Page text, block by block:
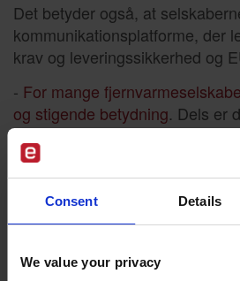
Consent Details
We value your privacy
Det betyder også, at
kommunikationsplatforme, der
krav og leveringssikkerhed og
- For mange
og stigende betydning. Dels er
hurtig måde at kommunikere til
Dels er det muligt at sende
underlagt GDPR-regler og
fortroligt. Og endelig er det
fjernvarmeselskaberne med
at give dem, siger Rune Birk